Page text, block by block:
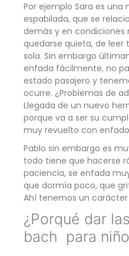
Por ejemplo Sara es una
espabilada, que se
demás y en condiciones
quedarse quieta, de
sola. Sin embargo
enfada fácilmente, no
estado pasajero y
ocurre. ¿Problemas de
Llegada de un nuevo
porque va a ser su
muy revuelto con
Pablo sin embargo es
todo tiene que hacerse
paciencia, se enfada
que dormía poco, que
Ahí tenemos un
¿Porqué dar
bach para